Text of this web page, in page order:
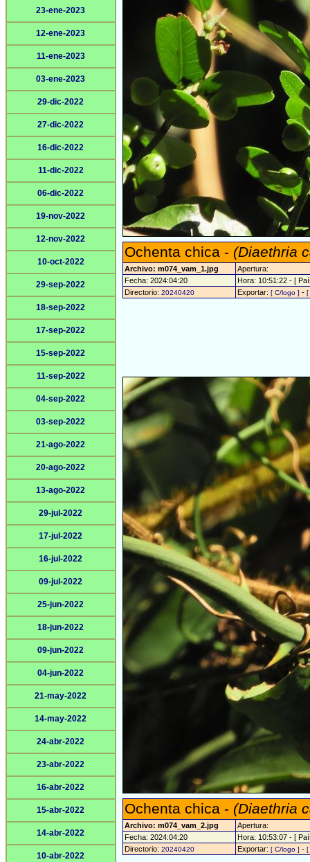
23-ene-2023
12-ene-2023
11-ene-2023
03-ene-2023
29-dic-2022
27-dic-2022
16-dic-2022
11-dic-2022
06-dic-2022
19-nov-2022
12-nov-2022
10-oct-2022
29-sep-2022
18-sep-2022
17-sep-2022
15-sep-2022
11-sep-2022
04-sep-2022
03-sep-2022
21-ago-2022
20-ago-2022
13-ago-2022
29-jul-2022
17-jul-2022
16-jul-2022
09-jul-2022
25-jun-2022
18-jun-2022
09-jun-2022
04-jun-2022
21-may-2022
14-may-2022
24-abr-2022
23-abr-2022
16-abr-2022
15-abr-2022
14-abr-2022
10-abr-2022
Ochenta chica - (Diaethria
Archivo: m074_vam_1.jpg
Apertura:
Fecha: 2024:04:20
Hora: 10:51:22 - [
Directorio: 20240420 Exportar: [ C/logo ] - [
Ochenta chica - (Diaethria
Archivo: m074_vam_2.jpg
Apertura:
Fecha: 2024:04:20
Hora: 10:53:07 - [
Directorio: 20240420 Exportar: [ C/logo ] - [